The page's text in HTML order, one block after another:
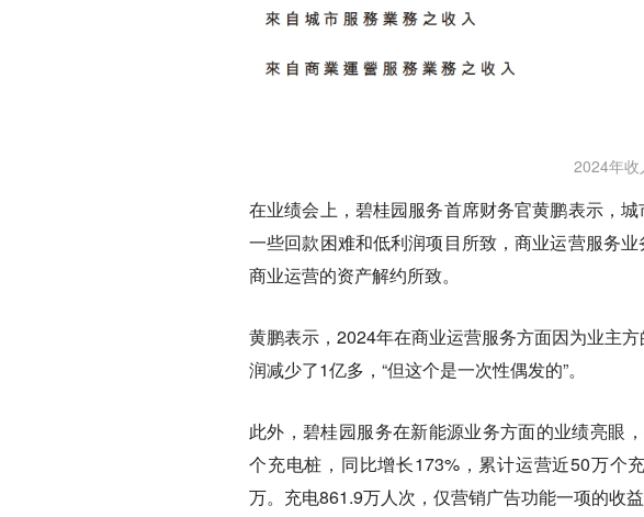
2024年收
在业绩会上，碧桂园服务首席财务官黄鹏表示，
一些回款困难和低利润项目所致，商业运营服务
商业运营的资产解约所致。
黄鹏表示，2024年在商业运营服务方面因为业主
润减少了1亿多，“但这个是一次性偶发的”。
此外，碧桂园服务在新能源业务方面的业绩亮眼
个充电桩，同比增长173%，累计运营近50万个
万。充电861.9万人次，仅营销广告功能一项的收益